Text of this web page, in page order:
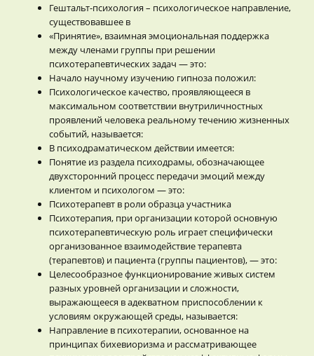
Гештальт-психология – психологическое направление,
существовавшее в
«Принятие», взаимная эмоциональная поддержка
между членами группы при решении
психотерапевтических задач — это:
Начало научному изучению гипноза положил:
Психологическое качество, проявляющееся в
максимальном соответствии внутриличностных
проявлений человека реальному течению жизненных
событий, называется:
В психодраматическом действии имеется:
Понятие из раздела психодрамы, обозначающее
двухсторонний процесс передачи эмоций между
клиентом и психологом — это:
Психотерапевт в роли образца участника
Психотерапия, при организации которой основную
психотерапевтическую роль играет специфически
организованное взаимодействие терапевта
(терапевтов) и пациента (группы пациентов), — это:
Целесообразное функционирование живых систем
разных уровней организации и сложности,
выражающееся в адекватном приспособлении к
условиям окружающей среды, называется:
Направление в психотерапии, основанное на
принципах бихевиоризма и рассматривающее